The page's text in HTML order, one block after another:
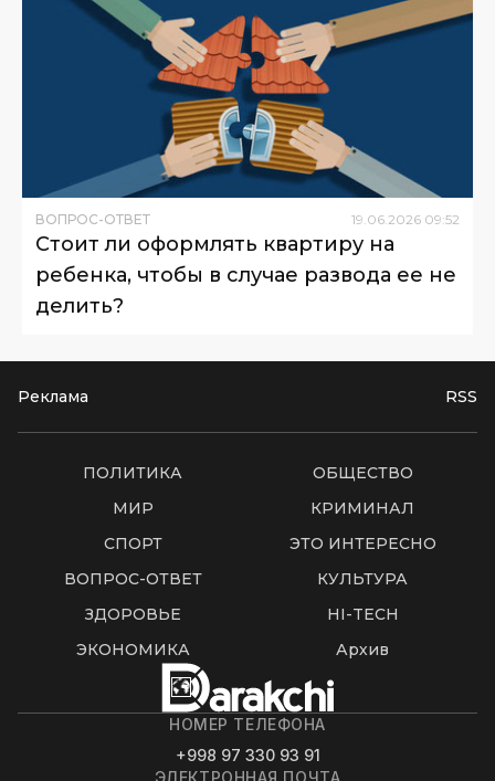
ВОПРОС-ОТВЕТ 19.06.2026 09:52
Стоит ли оформлять квартиру на
ребенка, чтобы в случае развода ее не
делить?
Реклама RSS
ПОЛИТИКА
ОБЩЕСТВО
МИР
КРИМИНАЛ
СПОРТ
ЭТО ИНТЕРЕСНО
ВОПРОС-ОТВЕТ
КУЛЬТУРА
ЗДОРОВЬЕ
HI-TECH
ЭКОНОМИКА
Архив
НОМЕР ТЕЛЕФОНА
+998 97 330 93 91